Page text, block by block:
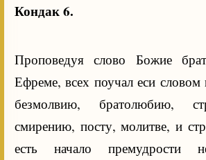
Кондак 6.
Проповедуя слово Божие
Ефреме, всех поучал еси
безмолвию, братолюбию,
смирению, посту, молитве, и
есть начало премудрости